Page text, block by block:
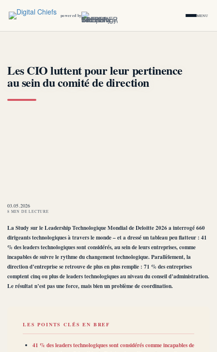
powered by MENU
Les CIO luttent pour leur pertinence
au sein du comité de direction
03.05.2026
8 MIN DE LECTURE
La Study sur le Leadership Technologique Mondial de Deloitte 2026 a interrogé 660
dirigeants technologiques à travers le monde – et a dressé un tableau peu flatteur : 41
% des leaders technologiques sont considérés, au sein de leurs entreprises, comme
incapables de suivre le rythme du changement technologique. Parallèlement, la
direction d’entreprise se retrouve de plus en plus remplie : 71 % des entreprises
comptent cinq ou plus de leaders technologiques au niveau du conseil d’administration.
Le résultat n’est pas une force, mais bien un problème de coordination.
LES POINTS CLÉS EN BREF
41 % des leaders technologiques sont considérés comme incapables de